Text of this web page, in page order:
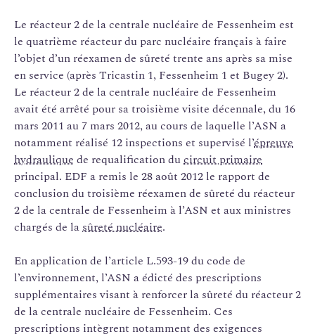
Le réacteur 2 de la centrale nucléaire de Fessenheim est
le quatrième réacteur du parc nucléaire français à faire
l’objet d’un réexamen de sûreté trente ans après sa mise
en service (après Tricastin 1, Fessenheim 1 et Bugey 2).
Le réacteur 2 de la centrale nucléaire de Fessenheim
avait été arrêté pour sa troisième visite décennale, du 16
mars 2011 au 7 mars 2012, au cours de laquelle l’ASN a
notamment réalisé 12 inspections et supervisé l’épreuve
hydraulique de requalification ducircuit primaire
principal. EDF a remis le 28 août 2012 le rapport de
conclusion du troisième réexamen de sûreté du réacteur
2 de la centrale de Fessenheim à l’ASN et aux ministres
chargés de lasûreté nucléaire.
En application de l’article L.593-19 du code de
l’environnement, l’ASN a édicté des prescriptions
supplémentaires visant à renforcer la sûreté du réacteur 2
de la centrale nucléaire de Fessenheim. Ces
prescriptions intègrent notamment des exigences